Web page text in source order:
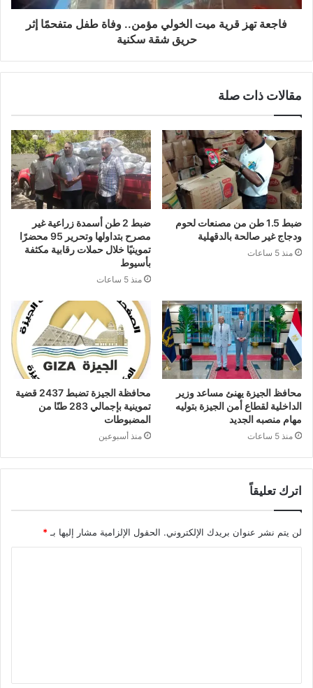
فاجعة تهز قرية ميت الخولي مؤمن.. وفاة طفل متفحمًا إثر
حريق شقة سكنية
مقالات ذات صلة
ضبط 1.5 طن من مصنعات لحوم
ودجاج غير صالحة بالدقهلية
منذ 5 ساعات
ضبط 2 طن أسمدة زراعية غير
مصرح بتداولها وتحرير 95 محضرًا
تموينيًا خلال حملات رقابية مكثفة
بأسيوط
منذ 5 ساعات
محافظ الجيزة يهنئ مساعد وزير
الداخلية لقطاع أمن الجيزة بتوليه
مهام منصبه الجديد
منذ 5 ساعات
محافظة الجيزة تضبط 2437 قضية
تموينية بإجمالي 283 طنًا من
المضبوطات
منذ أسبوعين
اترك تعليقاً
لن يتم نشر عنوان بريدك الإلكتروني. الحقول الإلزامية مشار إليها بـ*
ق